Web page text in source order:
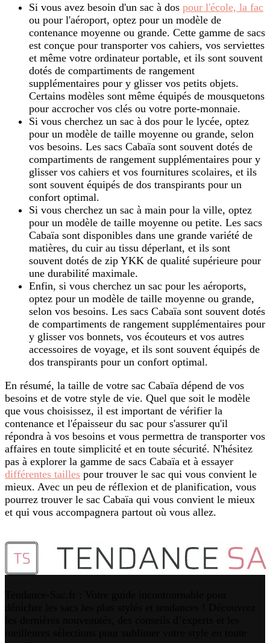
Si vous avez besoin d'un sac à dos pour l'école, la fac
ou pour l'aéroport, optez pour un modèle de
contenance moyenne ou grande. Cette gamme de sacs
est conçue pour transporter vos cahiers, vos serviettes
et même votre ordinateur portable, et ils sont souvent
dotés de compartiments de rangement
supplémentaires pour y glisser vos petits objets.
Certains modèles sont même équipés de mousquetons
pour accrocher vos clés ou votre porte-monnaie.
Si vous cherchez un sac à dos pour le lycée, optez
pour un modèle de taille moyenne ou grande, selon
vos besoins. Les sacs Cabaïa sont souvent dotés de
compartiments de rangement supplémentaires pour y
glisser vos cahiers et vos fournitures scolaires, et ils
sont souvent équipés de dos transpirants pour un
confort optimal.
Si vous cherchez un sac à main pour la ville, optez
pour un modèle de taille moyenne ou petite. Les sacs
Cabaïa sont disponibles dans une grande variété de
matières, du cuir au tissu déperlant, et ils sont
souvent dotés de zip YKK de qualité supérieure pour
une durabilité maximale.
Enfin, si vous cherchez un sac pour les aéroports,
optez pour un modèle de taille moyenne ou grande,
selon vos besoins. Les sacs Cabaïa sont souvent dotés
de compartiments de rangement supplémentaires pour
y glisser vos bonnets, vos écouteurs et vos autres
accessoires de voyage, et ils sont souvent équipés de
dos transpirants pour un confort optimal.
En résumé, la taille de votre sac Cabaïa dépend de vos
besoins et de votre style de vie. Quel que soit le modèle
que vous choisissez, il est important de vérifier la
contenance et l'épaisseur du sac pour s'assurer qu'il
répondra à vos besoins et vous permettra de transporter vos
affaires en toute simplicité et en toute sécurité. N'hésitez
pas à explorer la gamme de sacs Cabaïa et à essayer
différentes tailles pour trouver le sac qui vous convient le
mieux. Avec un peu de réflexion et de planification, vous
pourrez trouver le sac Cabaïa qui vous convient le mieux
et qui vous accompagnera partout où vous allez.